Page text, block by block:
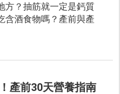
方？抽筋就一定是鈣質
含酒食物嗎？產前與產
產前30天營養指南